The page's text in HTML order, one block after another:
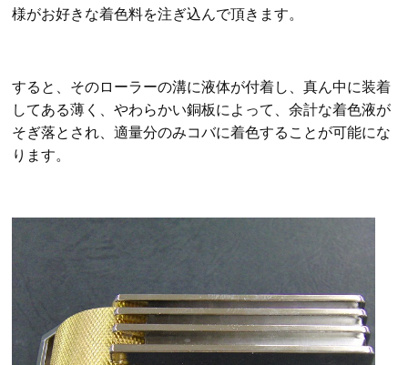
様がお好きな着色料を注ぎ込んで頂きます。
すると、そのローラーの溝に液体が付着し、真ん中に装着
してある薄く、やわらかい銅板によって、余計な着色液が
そぎ落とされ、適量分のみコバに着色することが可能にな
ります。